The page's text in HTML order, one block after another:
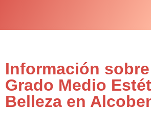
Información
Grado Medio
Belleza en